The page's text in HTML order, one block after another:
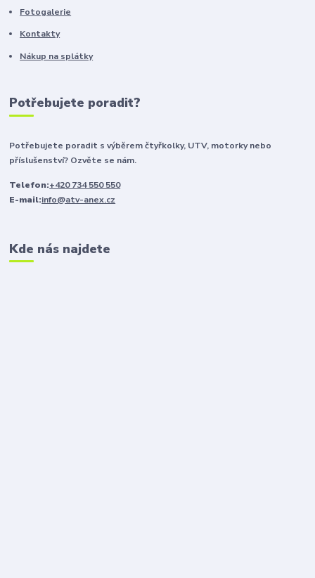
Fotogalerie
Kontakty
Nákup na splátky
Potřebujete poradit?
Potřebujete poradit s výběrem čtyřkolky, UTV, motorky nebo
příslušenství? Ozvěte se nám.
Telefon:+420 734 550 550
E-mail:info@atv-anex.cz
Kde nás najdete